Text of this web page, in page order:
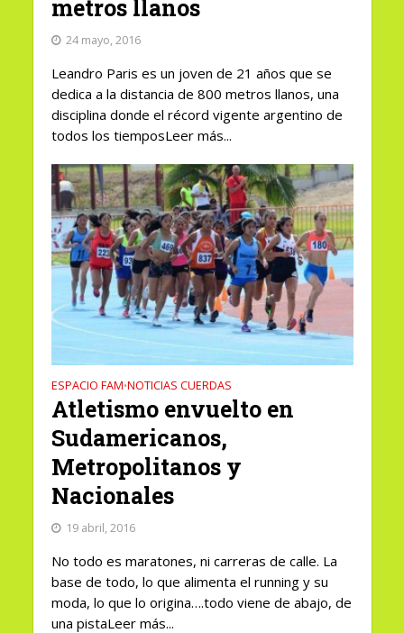
metros llanos
24 mayo, 2016
Leandro Paris es un joven de 21 años que se
dedica a la distancia de 800 metros llanos, una
disciplina donde el récord vigente argentino de
todos los tiemposLeer más...
ESPACIO FAM•NOTICIAS CUERDAS
Atletismo envuelto en
Sudamericanos,
Metropolitanos y
Nacionales
19 abril, 2016
No todo es maratones, ni carreras de calle. La
base de todo, lo que alimenta el running y su
moda, lo que lo origina….todo viene de abajo, de
una pistaLeer más...